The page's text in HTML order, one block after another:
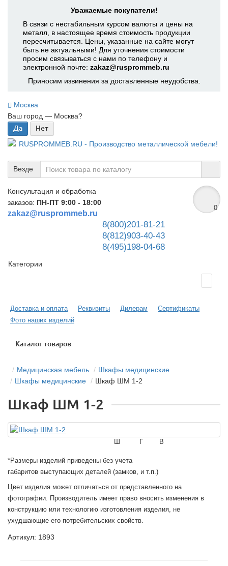
Уважаемые покупатели!
В связи с нестабильным курсом валюты и цены на
металл, в настоящее время стоимость продукции
пересчитывается. Цены, указанные на сайте могут
быть не актуальными! Для уточнения стоимости
просим связываться с нами по телефону и
электронной почте: zakaz@rusprommeb.ru
Приносим извинения за доставленные неудобства.
Москва
Ваш город — Москва?
Везде
Консультация и обработка
заказов: ПН-ПТ 9:00 - 18:00
zakaz@rusprommeb.ru
8(800)201-81-21
8(812)903-40-43
8(495)198-04-68
0
Категории
Доставка и оплата Реквизиты Дилерам
Сертификаты
Фото наших изделий
Каталог товаров
Медицинская мебель
Шкафы медицинские
Шкафы медицинские
Шкаф ШМ 1-2
Шкаф ШМ 1-2
Ш В
Г
*Размеры изделий приведены без учета
габаритов выступающих деталей (замков, и т.п.)
Цвет изделия может отличаться от представленного на
фотографии. Производитель имеет право вносить изменения в
конструкцию или технологию изготовления изделия, не
ухудшающие его потребительских свойств.
Артикул: 1893